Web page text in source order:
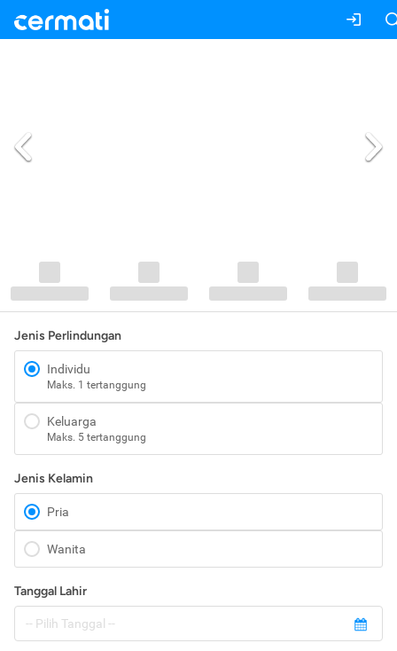
Jenis Perlindungan
Individu
Maks. 1 tertanggung
Keluarga
Maks. 5 tertanggung
Jenis Kelamin
Pria
Wanita
Tanggal Lahir